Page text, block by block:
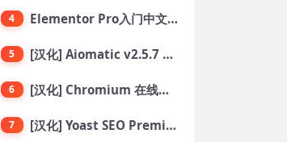
4 Elementor Pro入门中文教程：设计构建和发布网站
5 [汉化] Aiomatic v2.5.7 自动AI内容编写器和编辑器GPT-3和GPT-4等AI工具包
6 [汉化] Chromium 在线汽车配件商店 WooCommerce 主题 v1.3.28
7 [汉化] Yoast SEO Premium 搜索引擎SEO优化插件+全套扩展附件